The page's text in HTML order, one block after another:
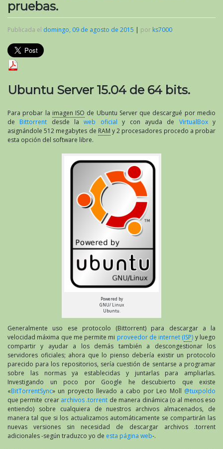
pruebas.
Publicada el domingo, 09 de agosto de 2015 | por ks7000
Ubuntu Server 15.04 de 64 bits.
Para probar la imagen ISO de Ubuntu Server que descargué por medio
de Bittorrent desde laweb oficial y con ayuda de VirtualBoxy
asignándole 512 megabytes de RAM y 2 procesadores procedo a probar
esta opción del software libre.
Powered by
GNU/ Linux
Ubuntu.
Generalmente uso ese protocolo (Bittorrent) para descargar a la
velocidad máxima que me permite mi proveedor de internet (ISP) y luego
compartir y ayudar a los demás también a descongestionar los
servidores oficiales; ahora que lo pienso debería existir un protocolo
parecido para los repositorios, sería cuestión de sentarse a programar
sobre las normas ya establecidas y juntarlas para ampliarlas.
Investigando un poco por Google he descubierto que existe
«BitTorrentSync» un proyecto llevado a cabo por Leo Moll @tuxpoldo
que permite crear archivos .torrent de manera dinámica (o al menos eso
entiendo) sobre cualquiera de nuestros archivos almacenados, de
manera tal que si los actualizamos automáticamente se compartirán las
nuevas versiones sin necesidad de descargar archivos .torrent
adicionales -según traduzco yo de esta página web-.